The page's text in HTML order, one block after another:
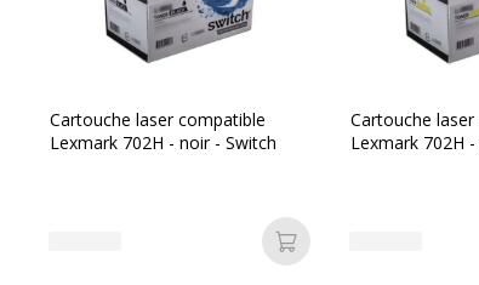
Cartouche laser compatible
Lexmark 702H - noir - Switch
Ajouter au panier
Cartouche
Lexmark 702H